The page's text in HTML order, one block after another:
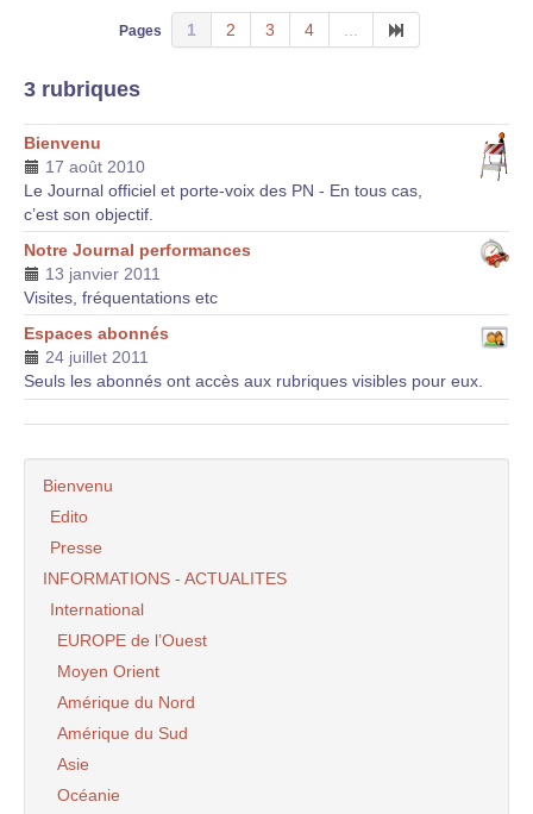
Pages 1 2 3 4
3 rubriques
Bienvenu
17 août 2010
Le Journal officiel et porte-voix des PN - En tous cas,
c’est son objectif.
Notre Journal performances
13 janvier 2011
Visites, fréquentations etc
Espaces abonnés
24 juillet 2011
Seuls les abonnés ont accès aux rubriques visibles pour eux.
Bienvenu
Edito
Presse
INFORMATIONS - ACTUALITES
International
EUROPE de l’Ouest
Moyen Orient
Amérique du Nord
Amérique du Sud
Asie
Océanie